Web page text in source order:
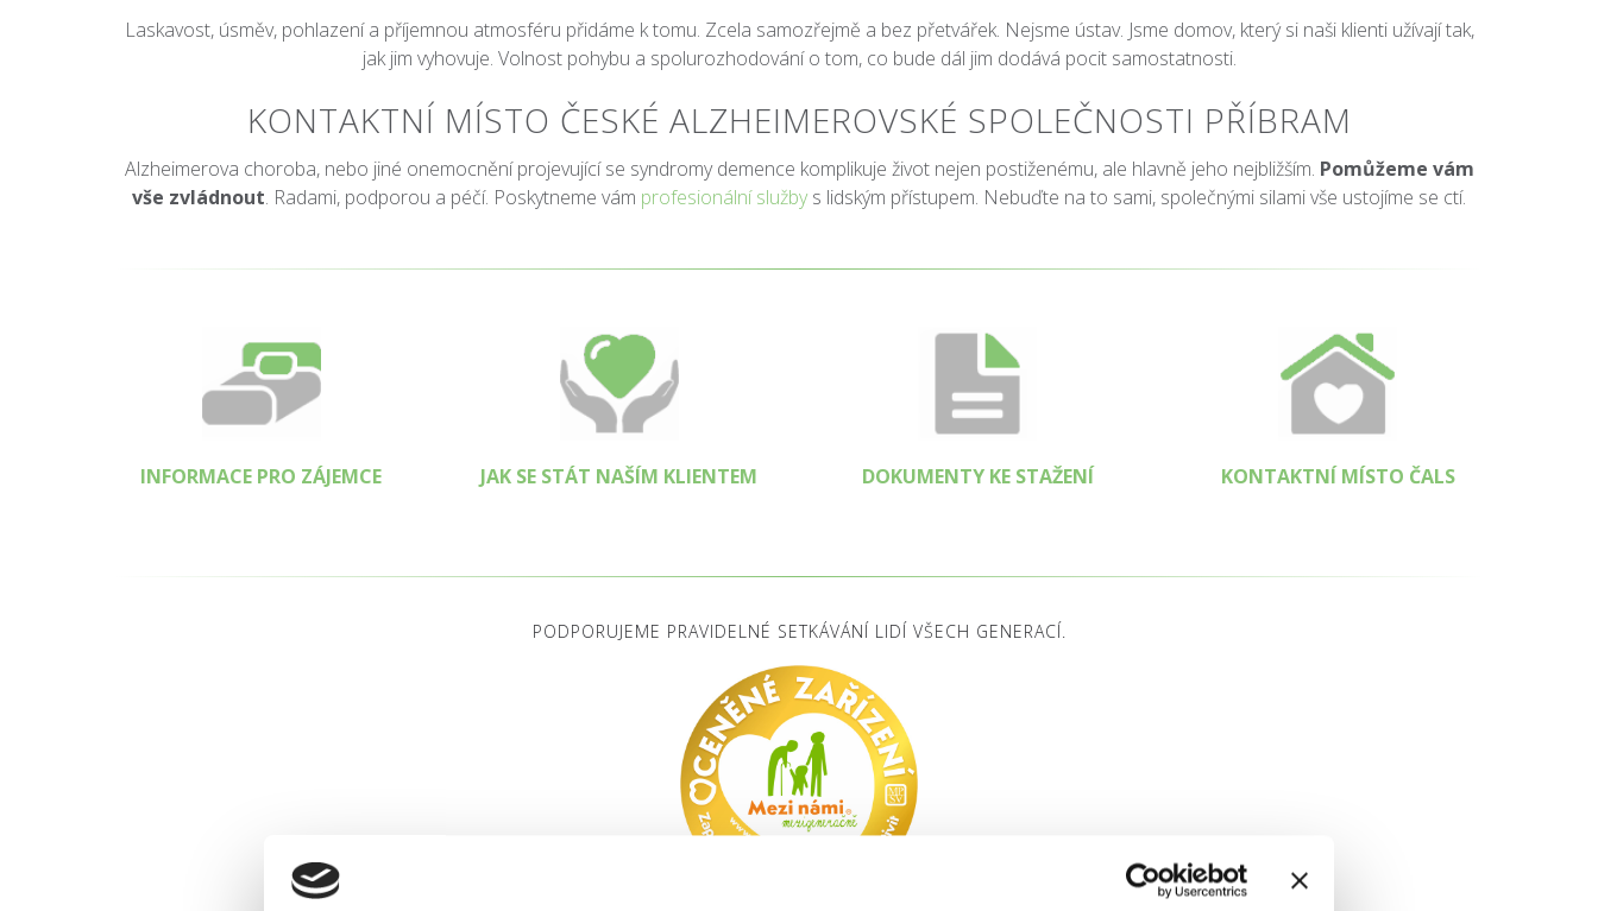
Laskavost, úsměv, pohlazení a příjemnou atmosféru přidáme k tomu. Zcela samozřejmě a bez přetvářek. Nejsme ústav. Jsme domov, který si naši klienti užívají tak,
jak jim vyhovuje. Volnost pohybu a spolurozhodování o tom, co bude dál jim dodává pocit samostatnosti.
KONTAKTNÍ MÍSTO ČESKÉ ALZHEIMEROVSKÉ SPOLEČNOSTI PŘÍBRAM
Alzheimerova choroba, nebo jiné onemocnění projevující se syndromy demence komplikuje život nejen postiženému, ale hlavně jeho nejbližším. Pomůžeme vám
vše zvládnout. Radami, podporou a péčí. Poskytneme vám profesionální službys lidským přístupem. Nebuďte na to sami, společnými silami vše ustojíme se ctí.
INFORMACE PRO ZÁJEMCE JAK SE STÁT NAŠÍM KLIENTEM DOKUMENTY KE STAŽENÍ KONTAKTNÍ MÍSTO ČALS
PODPORUJEME PRAVIDELNÉ SETKÁVÁNÍ LIDÍ VŠECH GENERACÍ.